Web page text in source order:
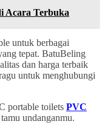
Acara Terbuka
untuk berbagai
tepat. BatuBeling
dan harga terbaik
untuk menghubungi
portable toilets PVC
undanganmu.